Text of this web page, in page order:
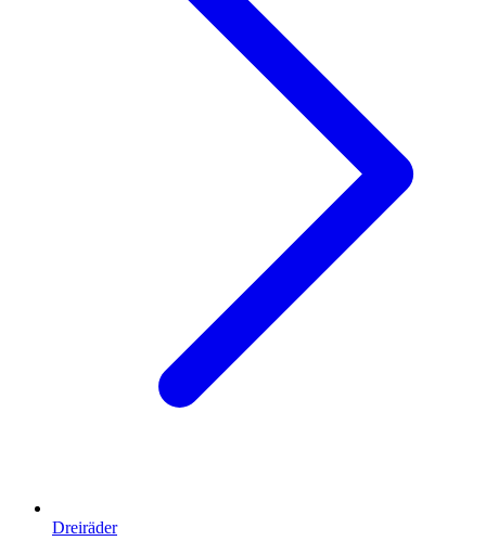
Dreiräder